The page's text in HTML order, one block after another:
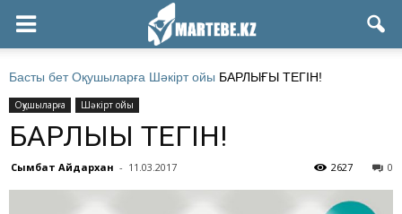
Басты бет Оқушыларға Шәкірт ойы БАРЛЫҒЫ ТЕГІН!
Оқушыларға Шәкірт ойы
БАРЛЫҒЫ ТЕГІН!
Сымбат Айдархан - 11.03.2017 0
2627